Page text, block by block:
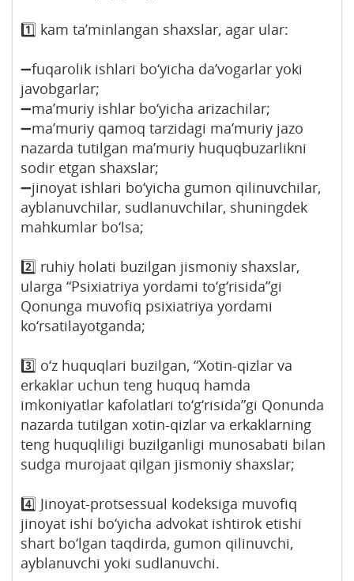
1️⃣ kam ta’minlangan shaxslar, agar ular:
➖fuqarolik ishlari bo‘yicha da’vogarlar yoki
javobgarlar;
➖ma’muriy ishlar bo‘yicha arizachilar;
➖ma’muriy qamoq tarzidagi ma’muriy jazo
nazarda tutilgan ma’muriy huquqbuzarlikni
sodir etgan shaxslar;
➖jinoyat ishlari bo‘yicha gumon qilinuvchilar,
ayblanuvchilar, sudlanuvchilar, shuningdek
mahkumlar bo‘lsa;
2️⃣ ruhiy holati buzilgan jismoniy shaxslar,
ularga “Psixiatriya yordami to‘g‘risida”gi
Qonunga muvofiq psixiatriya yordami
ko‘rsatilayotganda;
3️⃣ o‘z huquqlari buzilgan, “Xotin-qizlar va
erkaklar uchun teng huquq hamda
imkoniyatlar kafolatlari to‘g‘risida”gi Qonunda
nazarda tutilgan xotin-qizlar va erkaklarning
teng huquqliligi buzilganligi munosabati bilan
sudga murojaat qilgan jismoniy shaxslar;
4️⃣ Jinoyat-protsessual kodeksiga muvofiq
jinoyat ishi bo‘yicha advokat ishtirok etishi
shart bo‘lgan taqdirda, gumon qilinuvchi,
ayblanuvchi yoki sudlanuvchi.